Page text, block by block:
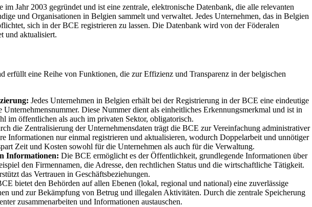
Jahr 2003 gegründet und ist eine zentrale, elektronische Datenbank, die alle relevanten
und Organisationen in Belgien sammelt und verwaltet. Jedes Unternehmen, das in Belgien
sich in der BCE registrieren zu lassen. Die Datenbank wird von der Föderalen
und aktualisiert.
eine Reihe von Funktionen, die zur Effizienz und Transparenz in der belgischen
Jedes Unternehmen in Belgien erhält bei der Registrierung in der BCE eine eindeutige
Diese Nummer dient als einheitliches Erkennungsmerkmal und ist in
im öffentlichen als auch im privaten Sektor, obligatorisch.
die Zentralisierung der Unternehmensdaten trägt die BCE zur Vereinfachung administrativer
Informationen nur einmal registrieren und aktualisieren, wodurch Doppelarbeit und unnötiger
Zeit und Kosten sowohl für die Unternehmen als auch für die Verwaltung.
Informationen: Die BCE ermöglicht es der Öffentlichkeit, grundlegende Informationen über
den Firmennamen, die Adresse, den rechtlichen Status und die wirtschaftliche Tätigkeit.
das Vertrauen in Geschäftsbeziehungen.
bietet den Behörden auf allen Ebenen (lokal, regional und national) eine zuverlässige
und zur Bekämpfung von Betrug und illegalen Aktivitäten. Durch die zentrale Speicherung
zusammenarbeiten und Informationen austauschen.